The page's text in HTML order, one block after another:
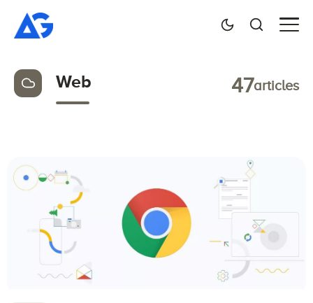
Web 47articles